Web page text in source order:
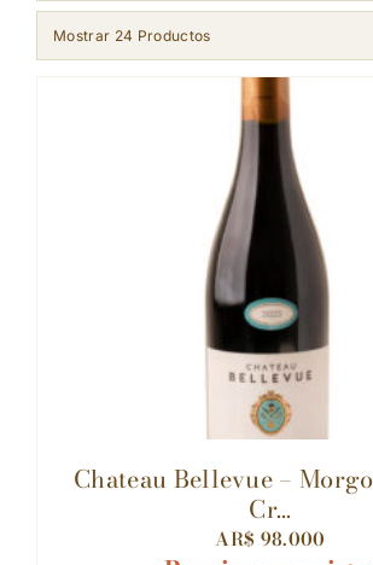
Mostrar 24 Productos
Chateau Bellevue –
Cr...
AR$ 98.000